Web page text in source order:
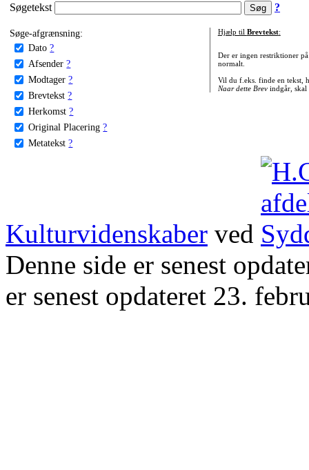
Søgetekst ?
Søge-afgrænsning:
Dato ?
Afsender ?
Modtager ?
Brevtekst ?
Herkomst ?
Original Placering ?
Metatekst ?
Hjælp til Brevtekst:
Der er ingen restriktioner
normalt.
Vil du f.eks. finde en tekst,
Naar dette Brevindgår, skal
Kulturvidenskaber ved
Denne side er senest
er senest opdateret 23.